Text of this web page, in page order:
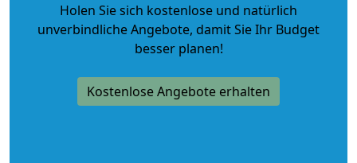
Holen Sie sich kostenlose und natürlich
unverbindliche Angebote, damit Sie Ihr Budget
besser planen!
Kostenlose Angebote erhalten